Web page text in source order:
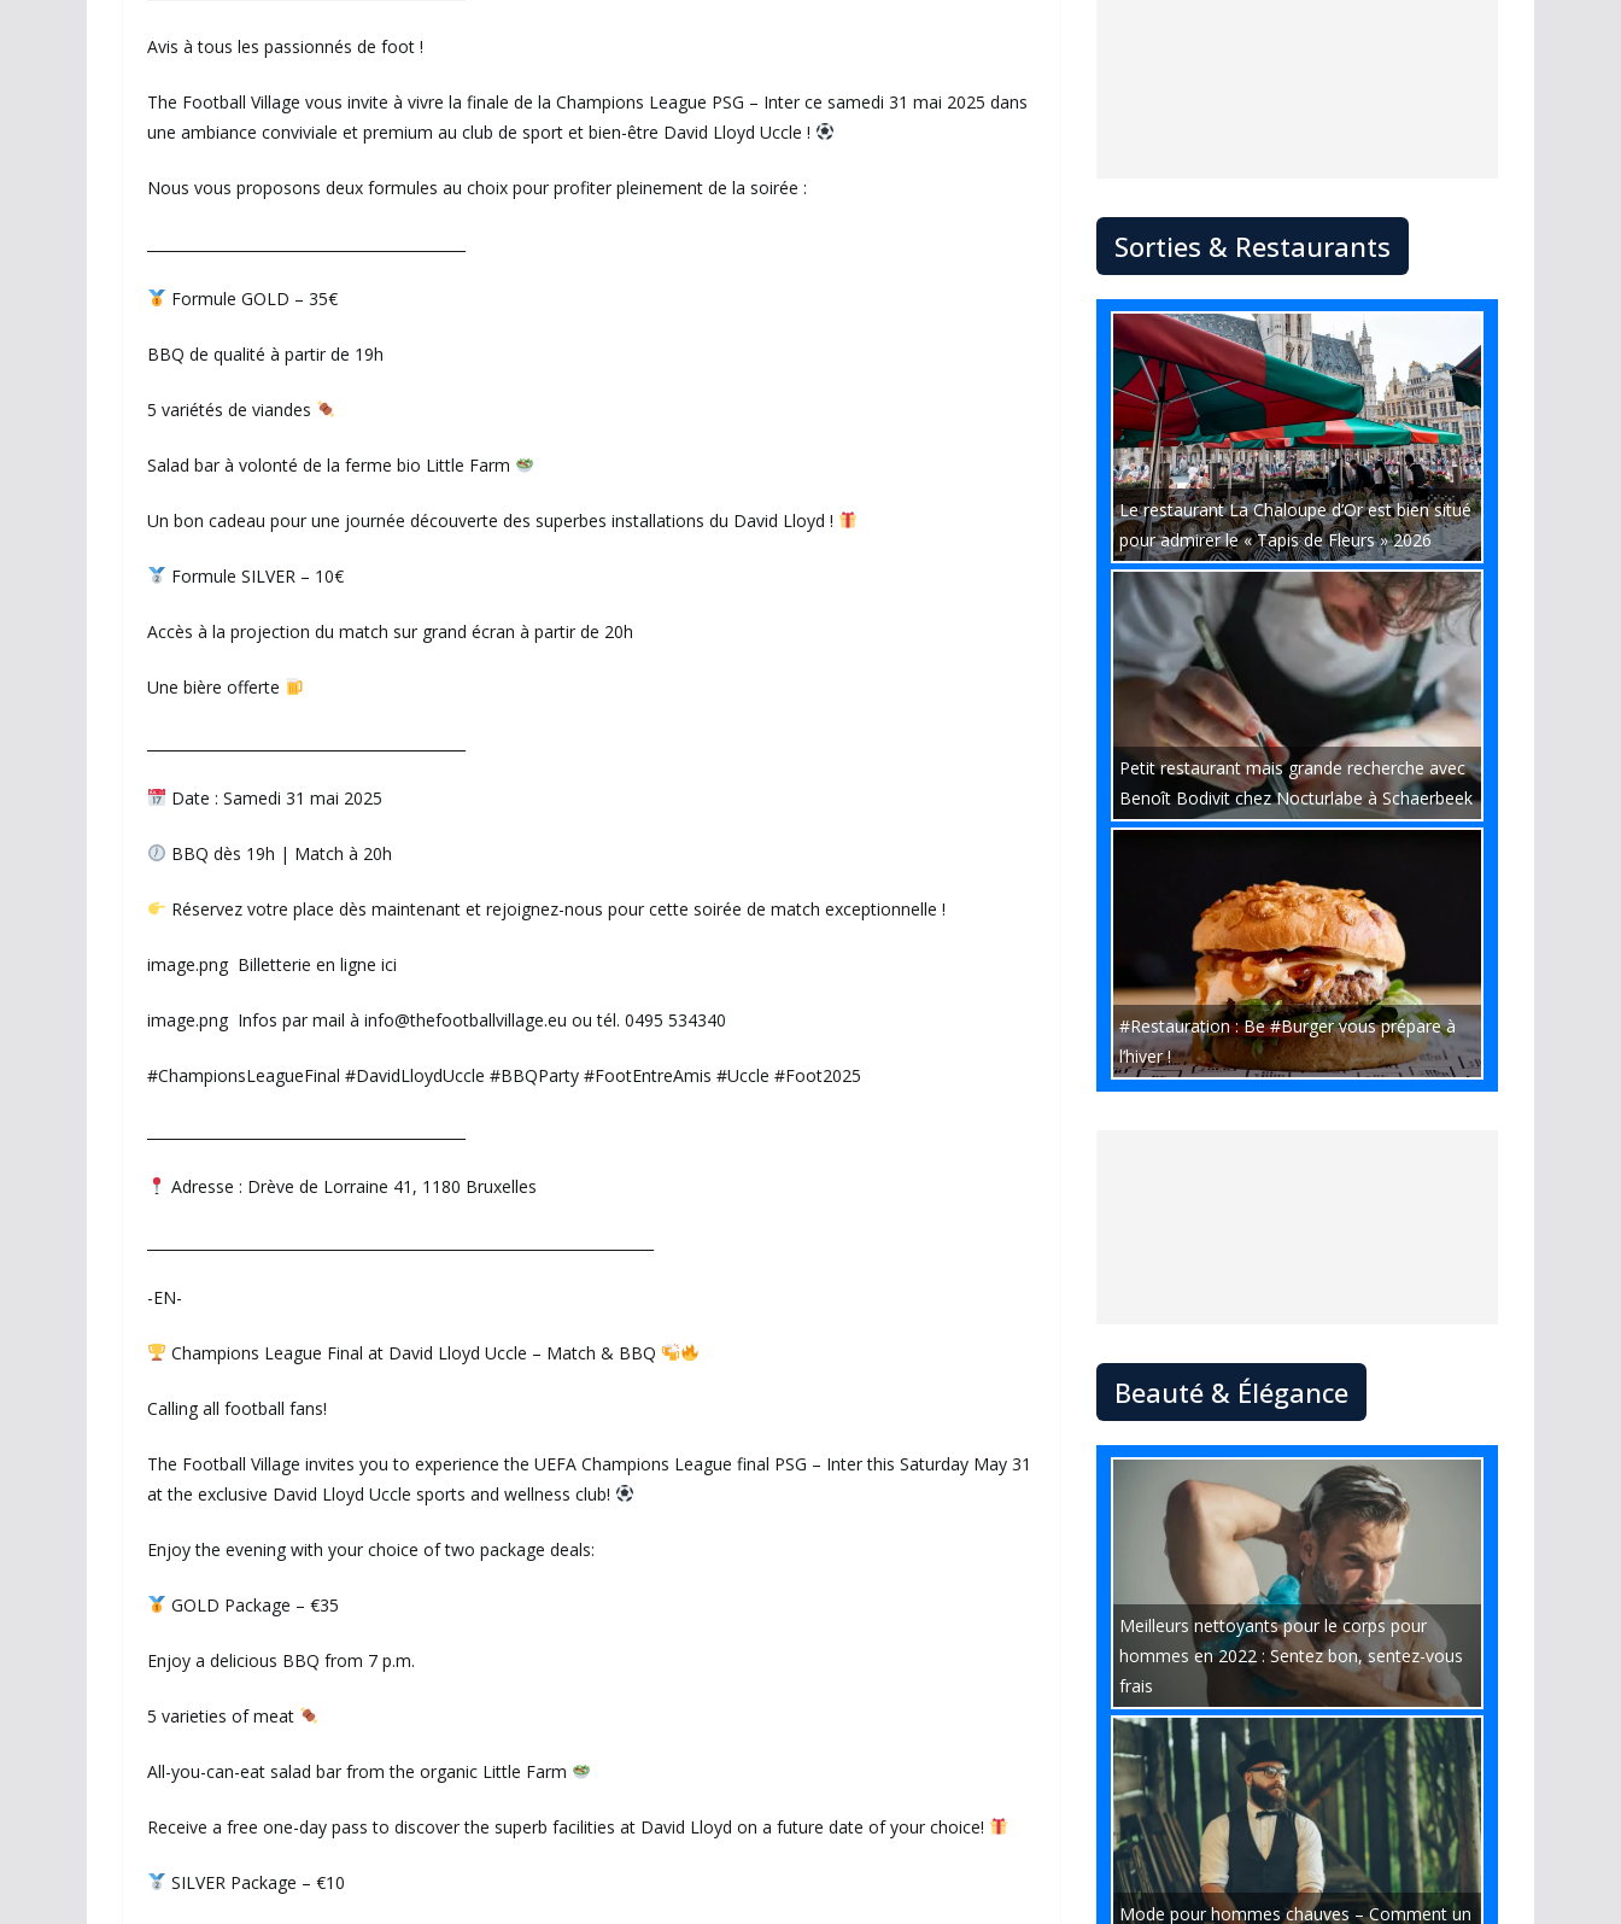
Avis à tous les passionnés de foot !
The Football Village vous invite à vivre la finale de la Champions League PSG – Inter ce samedi 31 mai 2025 dans
une ambiance conviviale et premium au club de sport et bien-être David Lloyd Uccle !
Nous vous proposons deux formules au choix pour profiter pleinement de la soirée :
Formule GOLD – 35€
BBQ de qualité à partir de 19h
5 variétés de viandes
Salad bar à volonté de la ferme bio Little Farm
Un bon cadeau pour une journée découverte des superbes installations du David Lloyd !
Formule SILVER – 10€
Accès à la projection du match sur grand écran à partir de 20h
Une bière offerte
Date : Samedi 31 mai 2025
BBQ dès 19h | Match à 20h
Réservez votre place dès maintenant et rejoignez-nous pour cette soirée de match exceptionnelle !
image.png Billetterie en ligne ici
image.png Infos par mail à info@thefootballvillage.eu ou tél. 0495 534340
#ChampionsLeagueFinal #DavidLloydUccle #BBQParty #FootEntreAmis #Uccle #Foot2025
Adresse : Drève de Lorraine 41, 1180 Bruxelles
-EN-
Champions League Final at David Lloyd Uccle – Match & BBQ
Calling all football fans!
The Football Village invites you to experience the UEFA Champions League final PSG – Inter this Saturday May 31
at the exclusive David Lloyd Uccle sports and wellness club!
Enjoy the evening with your choice of two package deals:
GOLD Package – €35
Enjoy a delicious BBQ from 7 p.m.
5 varieties of meat
All-you-can-eat salad bar from the organic Little Farm
Receive a free one-day pass to discover the superb facilities at David Lloyd on a future date of your choice!
SILVER Package – €10
Sorties & Restaurants
Le restaurant La Chaloupe d’Or est bien situé
pour admirer le « Tapis de Fleurs » 2026
Petit restaurant mais grande recherche avec
Benoît Bodivit chez Nocturlabe à Schaerbeek
#Restauration : Be #Burger vous prépare à
l’hiver !
Beauté & Élégance
Meilleurs nettoyants pour le corps pour
hommes en 2022 : Sentez bon, sentez-vous
frais
Mode pour hommes chauves – Comment un